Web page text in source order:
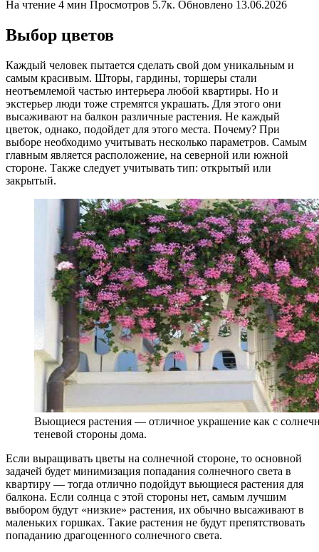
На чтение 4 мин Просмотров 5.7к. Обновлено 13.06.2026
Выбор цветов
Каждый человек пытается сделать свой дом уникальным и
самым красивым. Шторы, гардины, торшеры стали
неотъемлемой частью интерьера любой квартиры. Но и
экстерьер люди тоже стремятся украшать. Для этого они
высаживают на балкон различные растения. Не каждый
цветок, однако, подойдет для этого места. Почему? При
выборе необходимо учитывать несколько параметров. Самым
главным является расположение, на северной или южной
стороне. Также следует учитывать тип: открытый или
закрытый.
Вьющиеся растения — отличное украшение как с
теневой стороны дома.
Если выращивать цветы на солнечной стороне, то основной
задачей будет минимизация попадания солнечного света в
квартиру — тогда отлично подойдут вьющиеся растения для
балкона. Если солнца с этой стороны нет, самым лучшим
выбором будут «низкие» растения, их обычно высаживают в
маленьких горшках. Такие растения не будут препятствовать
попаданию драгоценного солнечного света.